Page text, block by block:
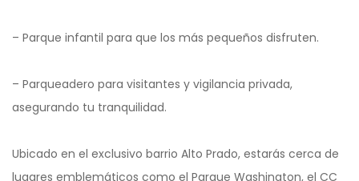
– Parque infantil para que los más pequeños disfruten.
– Parqueadero para visitantes y vigilancia privada,
asegurando tu tranquilidad.
Ubicado en el exclusivo barrio Alto Prado, estarás cerca de
lugares emblemáticos como el Parque Washington, el CC